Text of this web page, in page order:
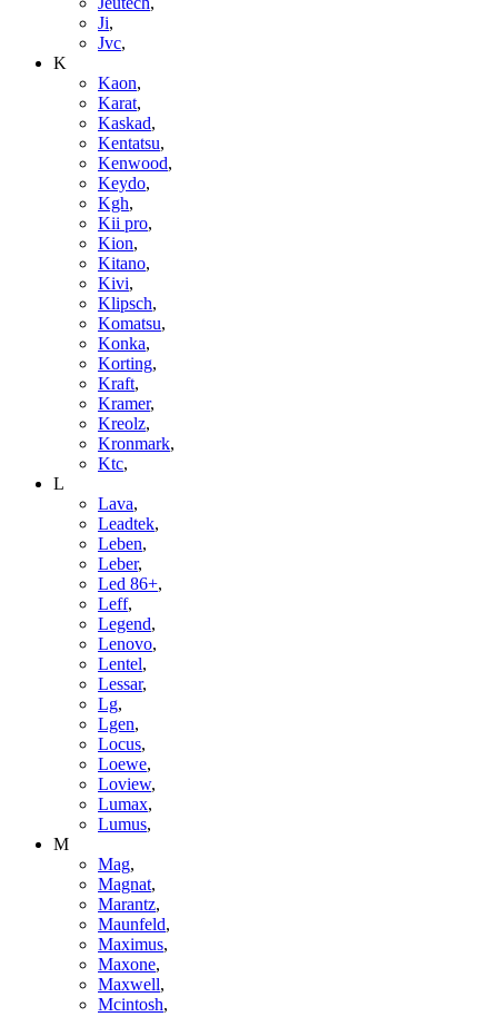
Ji,
Jvc,
K
Kaon,
Karat,
Kaskad,
Kentatsu,
Kenwood,
Keydo,
Kgh,
Kii pro,
Kion,
Kitano,
Kivi,
Klipsch,
Komatsu,
Konka,
Korting,
Kraft,
Kramer,
Kreolz,
Kronmark,
Ktc,
L
Lava,
Leadtek,
Leben,
Leber,
Led 86+,
Leff,
Legend,
Lenovo,
Lentel,
Lessar,
Lg,
Lgen,
Locus,
Loewe,
Loview,
Lumax,
Lumus,
M
Mag,
Magnat,
Marantz,
Maunfeld,
Maximus,
Maxone,
Maxwell,
Mcintosh,